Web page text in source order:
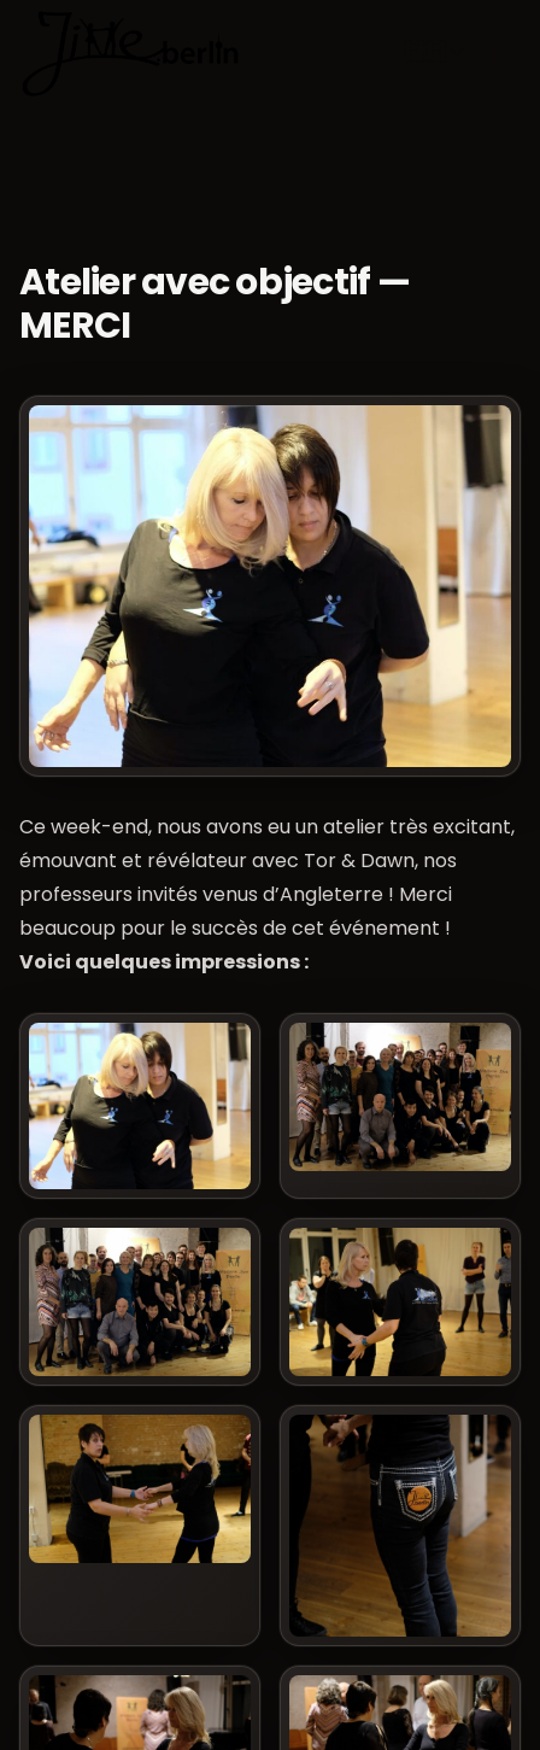
Atelier avec objectif —
MERCI
Ce week-end, nous avons eu un atelier très excitant,
émouvant et révélateur avec Tor & Dawn, nos
professeurs invités venus d’Angleterre ! Merci
beaucoup pour le succès de cet événement !
Voici quelques impressions :